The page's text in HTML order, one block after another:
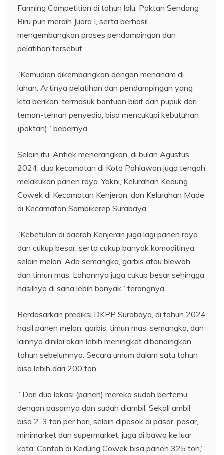
Farming Competition di tahun lalu. Poktan Sendang
Biru pun meraih Juara I, serta berhasil
mengembangkan proses pendampingan dan
pelatihan tersebut.
“Kemudian dikembangkan dengan menanam di
lahan. Artinya pelatihan dan pendampingan yang
kita berikan, termasuk bantuan bibit dan pupuk dari
teman-teman penyedia, bisa mencukupi kebutuhan
(poktan),” bebernya.
Selain itu, Antiek menerangkan, di bulan Agustus
2024, dua kecamatan di Kota Pahlawan juga tengah
melakukan panen raya. Yakni, Kelurahan Kedung
Cowek di Kecamatan Kenjeran, dan Kelurahan Made
di Kecamatan Sambikerep Surabaya.
“Kebetulan di daerah Kenjeran juga lagi panen raya
dan cukup besar, serta cukup banyak komoditinya
selain melon. Ada semangka, garbis atau blewah,
dan timun mas. Lahannya juga cukup besar sehingga
hasilnya di sana lebih banyak,” terangnya.
Berdasarkan prediksi DKPP Surabaya, di tahun 2024
hasil panen melon, garbis, timun mas, semangka, dan
lainnya dinilai akan lebih meningkat dibandingkan
tahun sebelumnya. Secara umum dalam satu tahun
bisa lebih dari 200 ton.
” Dari dua lokasi (panen) mereka sudah bertemu
dengan pasarnya dan sudah diambil. Sekali ambil
bisa 2-3 ton per hari, selain dipasok di pasar-pasar,
minimarket dan supermarket, juga di bawa ke luar
kota. Contoh di Kedung Cowek bisa panen 325 ton,”